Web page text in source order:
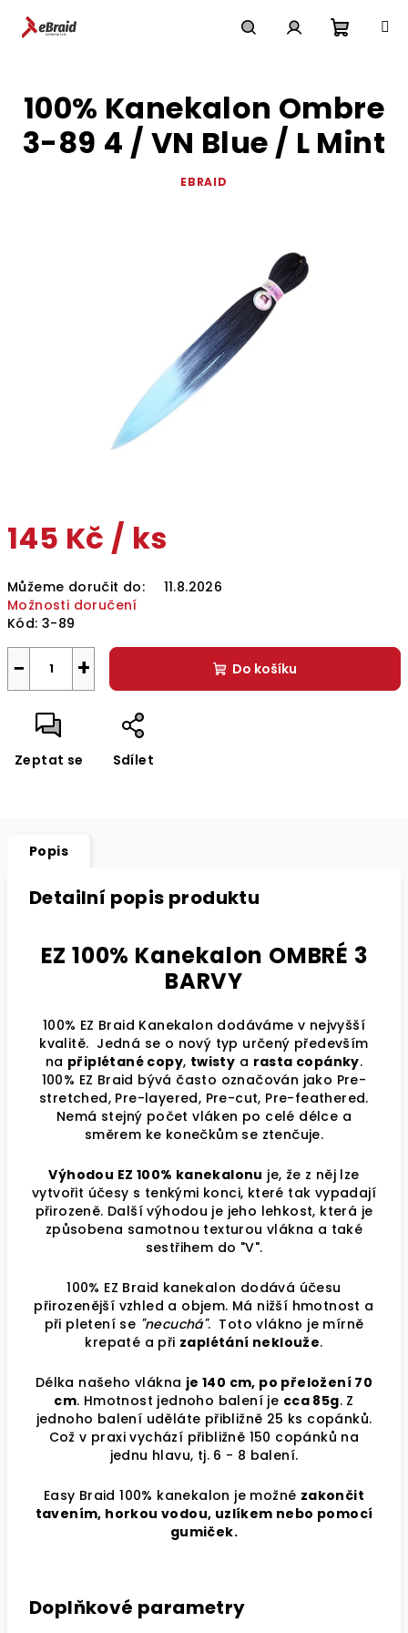
košík
145 Kč / ks
cena:
Můžeme doručit do:
11.8.2026
Možnosti doručení
Kód: 3-89
+
− Do košíku
Zeptat se Sdílet
100% Kanekalon Ombre
3-89 4 / VN Blue / L Mint
EBRAID
Popis
Detailní popis produktu
EZ 100% Kanekalon OMBRÉ 3
BARVY
100% EZ Braid Kanekalon dodáváme v nejvyšší
kvalitě. Jedná se o nový typ určený především
na připlétané copy, twisty a rasta copánky.
100% EZ Braid bývá často označován jako Pre-
stretched, Pre-layered, Pre-cut, Pre-feathered.
Nemá stejný počet vláken po celé délce a
směrem ke konečkům se ztenčuje.
Výhodou EZ 100% kanekalonu je, že z něj lze
vytvořit účesy s tenkými konci, které tak vypadají
přirozeně. Další výhodou je jeho lehkost, která je
způsobena samotnou texturou vlákna a také
sestřihem do "V".
100% EZ Braid kanekalon dodává účesu
přirozenější vzhled a objem. Má nižší hmotnost a
při pletení se "necuchá". Toto vlákno je mírně
krepaté a při zaplétání neklouže.
Délka našeho vlákna je 140 cm, po přeložení 70
cm. Hmotnost jednoho balení je cca 85g. Z
jednoho balení uděláte přibližně 25 ks copánků.
Což v praxi vychází přibližně 150 copánků na
jednu hlavu, tj. 6 - 8 balení.
Easy Braid 100% kanekalon je možné zakončit
tavením, horkou vodou, uzlíkem nebo pomocí
gumiček.
Doplňkové parametry